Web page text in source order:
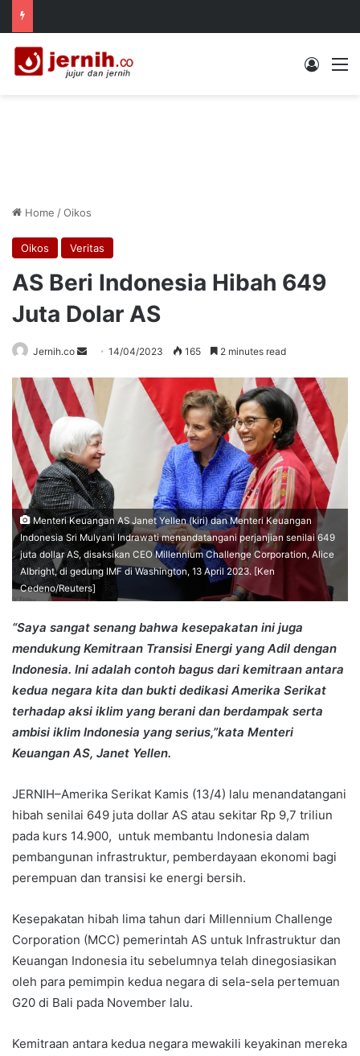
Log In
Home /Oikos
Oikos Veritas
AS Beri Indonesia Hibah 649
Juta Dolar AS
Jernih.co
Send
email
14/04/2023 165 2 minutes read
Menteri Keuangan AS Janet Yellen (kiri) dan Menteri Keuangan
Indonesia Sri Mulyani Indrawati menandatangani perjanjian senilai 649
juta dollar AS, disaksikan CEO Millennium Challenge Corporation, Alice
Albright, di gedung IMF di Washington, 13 April 2023. [Ken
Cedeno/Reuters]
“Saya sangat senang bahwa kesepakatan ini juga
mendukung Kemitraan Transisi Energi yang Adil dengan
Indonesia. Ini adalah contoh bagus dari kemitraan antara
kedua negara kita dan bukti dedikasi Amerika Serikat
terhadap aksi iklim yang berani dan berdampak serta
ambisi iklim Indonesia yang serius,”kata Menteri
Keuangan AS, Janet Yellen.
JERNIH–Amerika Serikat Kamis (13/4) lalu menandatangani
hibah senilai 649 juta dollar AS atau sekitar Rp 9,7 triliun
pada kurs 14.900, untuk membantu Indonesia dalam
pembangunan infrastruktur, pemberdayaan ekonomi bagi
perempuan dan transisi ke energi bersih.
Kesepakatan hibah lima tahun dari Millennium Challenge
Corporation (MCC) pemerintah AS untuk Infrastruktur dan
Keuangan Indonesia itu sebelumnya telah dinegosiasikan
oleh para pemimpin kedua negara di sela-sela pertemuan
G20 di Bali pada November lalu.
Kemitraan antara kedua negara mewakili keyakinan mereka